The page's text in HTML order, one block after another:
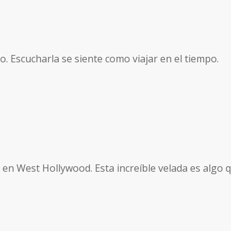
se siente como viajar en el tiempo.
West Hollywood. Esta increíble velada es algo